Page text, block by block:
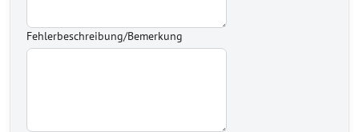
Fehlerbeschreibung/Bemerkung